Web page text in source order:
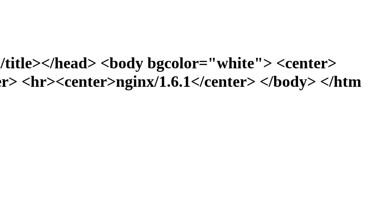
head> <body bgcolor="white"> <center>
<hr><center>nginx/1.6.1</center> </body> </htm